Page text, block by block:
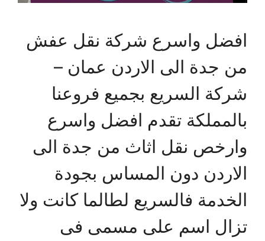
افضل واسرع شركة نقل عفش
من جدة الى الاردن عمان –
شركة السريع بجميع فروعنا
بالمملكة تقدم افضل واسرع
وارخص نقل اثاث من جدة الى
الاردن دون المساس بجودة
الخدمة فالسريع لطالما كانت ولا
تزال اسم على مسمى فى